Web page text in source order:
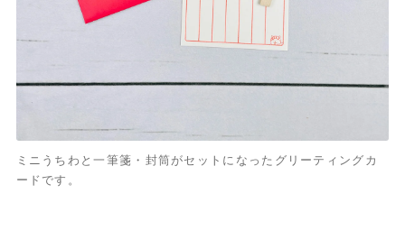
ミニうちわと一筆箋・封筒がセットになったグリーティングカ
ードです。